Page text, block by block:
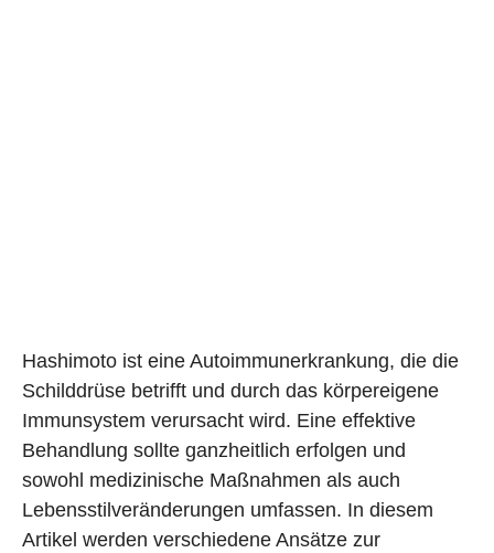
Hashimoto ist eine Autoimmunerkrankung, die die
Schilddrüse betrifft und durch das körpereigene
Immunsystem verursacht wird. Eine effektive
Behandlung sollte ganzheitlich erfolgen und
sowohl medizinische Maßnahmen als auch
Lebensstilveränderungen umfassen. In diesem
Artikel werden verschiedene Ansätze zur